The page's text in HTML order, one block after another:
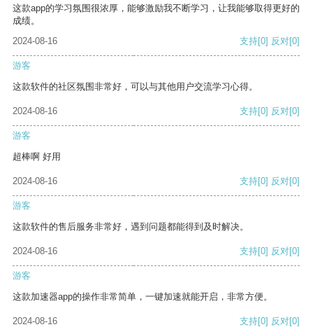
这款app的学习氛围很浓厚，能够激励我不断学习，让我能够取得更好的
成绩。
2024-08-16
支持[0] 反对[0]
游客
这款软件的社区氛围非常好，可以与其他用户交流学习心得。
2024-08-16 支持[0] 反对[0]
游客
超棒啊 好用
2024-08-16 支持[0] 反对[0]
游客
这款软件的售后服务非常好，遇到问题都能得到及时解决。
2024-08-16 支持[0] 反对[0]
游客
这款加速器app的操作非常简单，一键加速就能开启，非常方便。
2024-08-16 支持[0] 反对[0]